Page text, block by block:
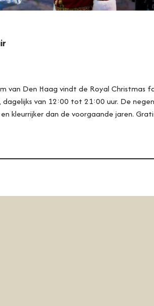
van Den Haag vindt de Royal Christmas
dagelijks van 12:00 tot 21:00 uur. De
kleurrijker dan de voorgaande jaren.